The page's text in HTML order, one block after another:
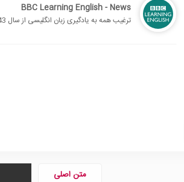
BBC Learning English - News
ترغیب همه به یادگیری زبان انگلیسی از سال 1943
متن اصلی